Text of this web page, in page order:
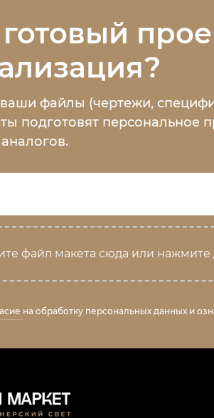
готовый
ваши файлы (чертежи,
подготовят персональное
файл макета сюда или нажмите
на обработку персональных данных и